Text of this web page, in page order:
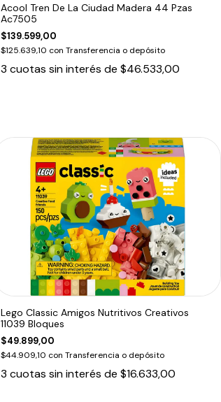
Acool Tren De La Ciudad Madera 44 Pzas
Ac7505
$139.599,00
$125.639,10 con Transferencia o depósito
3 cuotas sin interés de$46.533,00
Lego Classic Amigos Nutritivos Creativos
11039 Bloques
$49.899,00
$44.909,10 con Transferencia o depósito
3 cuotas sin interés de$16.633,00